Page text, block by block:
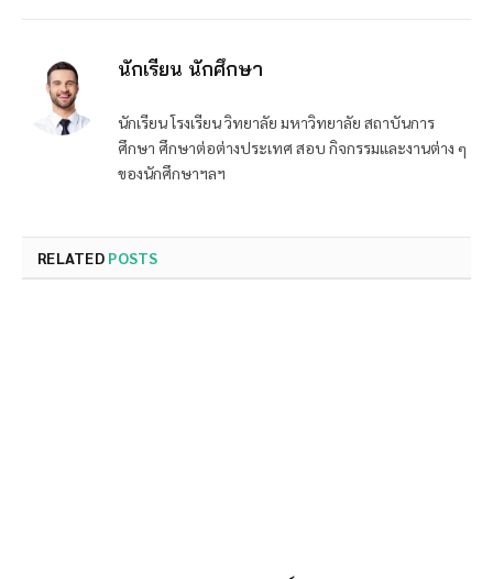
นักเรียน นักศึกษา
นักเรียน โรงเรียน วิทยาลัย มหาวิทยาลัย สถาบันการ
ศึกษา ศึกษาต่อต่างประเทศ สอบ กิจกรรมและงานต่าง ๆ
ของนักศึกษาฯลฯ
RELATED POSTS